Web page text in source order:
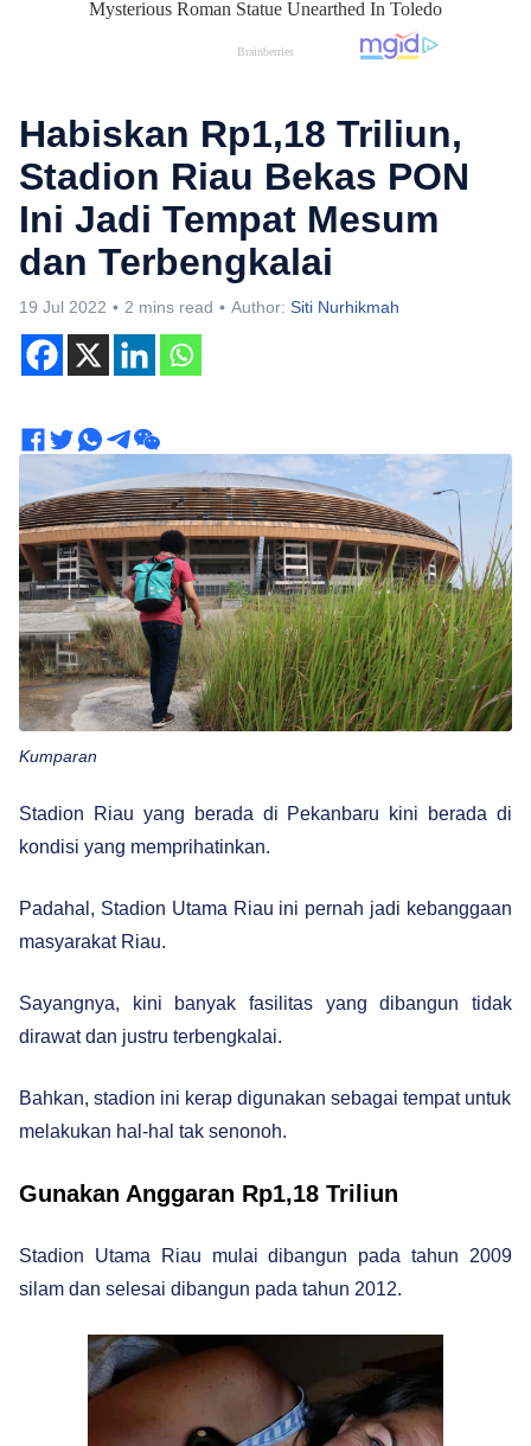
Habiskan Rp1,18 Triliun,
Stadion Riau Bekas PON
Ini Jadi Tempat Mesum
dan Terbengkalai
19 Jul 2022 2 mins read Author: Siti Nurhikmah
Kumparan
Stadion Riau yang berada di Pekanbaru kini berada di
kondisi yang memprihatinkan.
Padahal, Stadion Utama Riau ini pernah jadi kebanggaan
masyarakat Riau.
Sayangnya, kini banyak fasilitas yang dibangun tidak
dirawat dan justru terbengkalai.
Bahkan, stadion ini kerap digunakan sebagai tempat untuk
melakukan hal-hal tak senonoh.
Gunakan Anggaran Rp1,18 Triliun
Stadion Utama Riau mulai dibangun pada tahun 2009
silam dan selesai dibangun pada tahun 2012.